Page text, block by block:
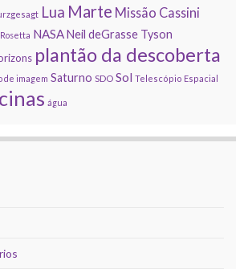
Lua Marte Missão Cassini
NASANeil deGrasse Tyson
plantão da descoberta
de imagem Saturno SDO Sol Telescópio Espacial
água